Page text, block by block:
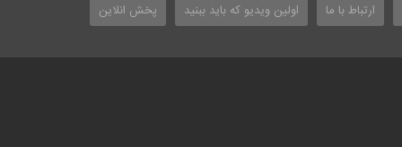
ارتباط با ما اولین ویدیو که باید ببنید پخش انلاین